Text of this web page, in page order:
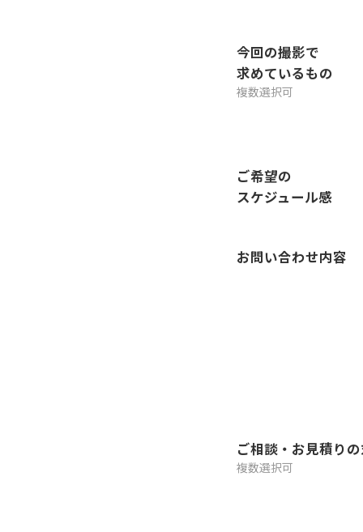
今回の撮影で
求めているもの
複数選択可
ご希望の
スケジュール感
お問い合わせ内容
ご相談・お見積り
複数選択可